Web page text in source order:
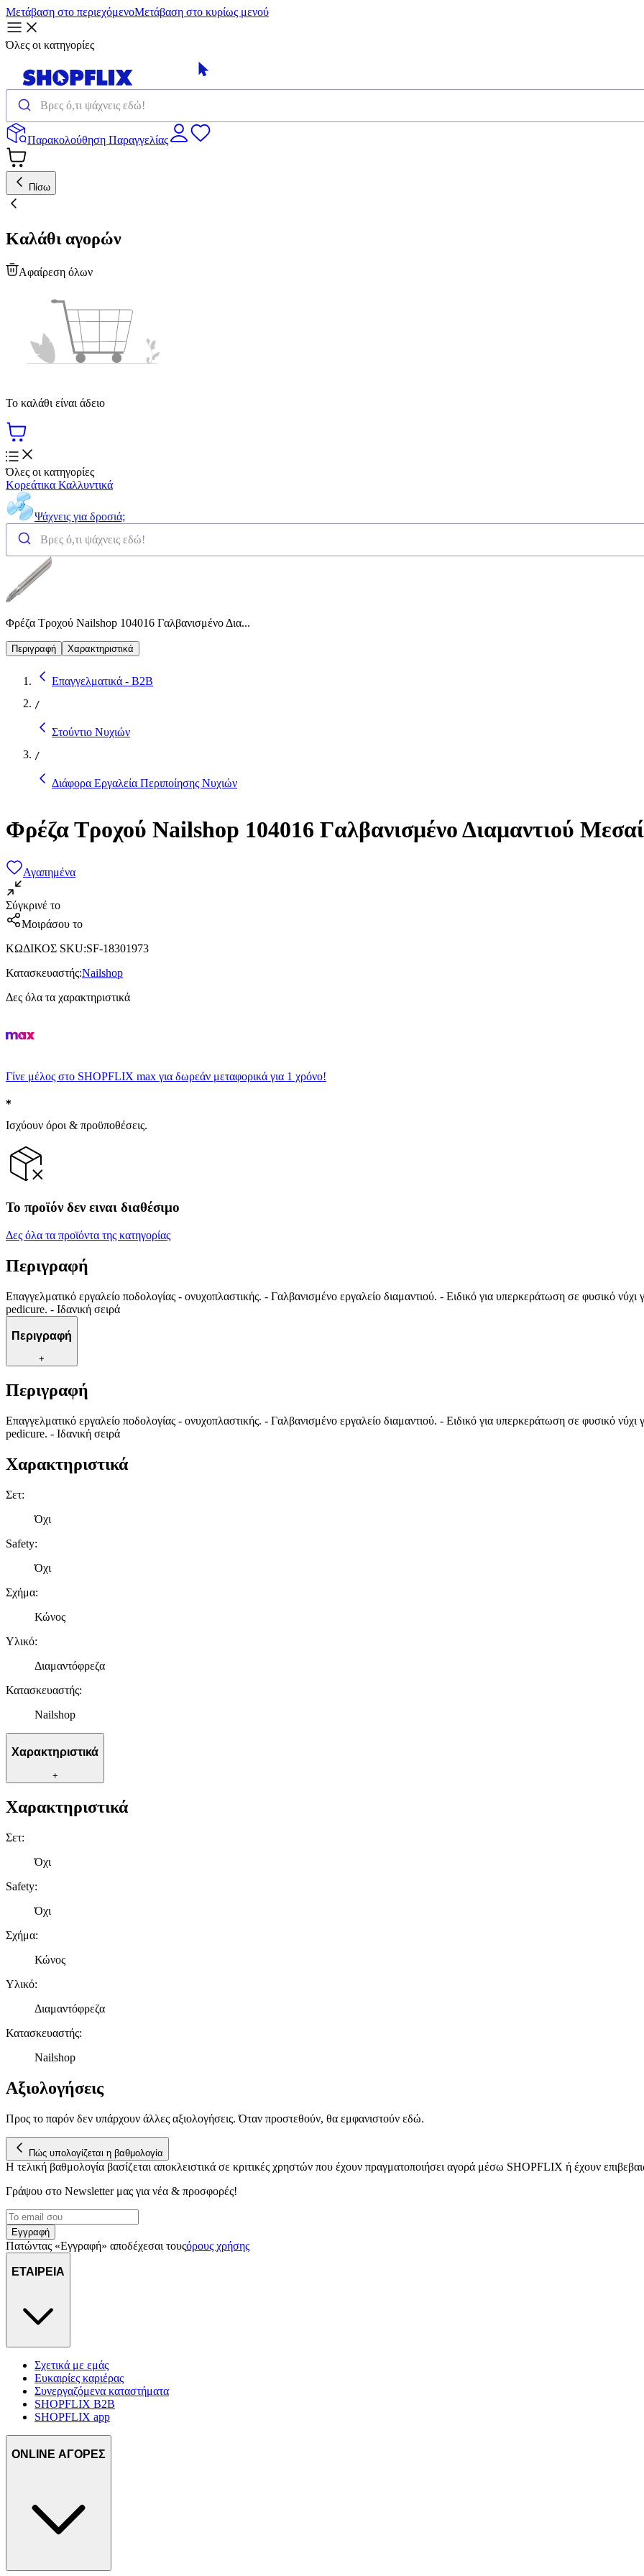
Μετάβαση στο περιεχόμενοΜετάβαση στο κυρίως μενού
Όλες οι κατηγορίες
Παρακολούθηση Παραγγελίας
Πίσω
Καλάθι αγορών
Αφαίρεση όλων
Το καλάθι είναι άδειο
Όλες οι κατηγορίες
Κορεάτικα Καλλυντικά
Ψάχνεις για δροσιά;
Φρέζα Τροχού Nailshop 104016 Γαλβανισμένο Δια...
Περιγραφή Χαρακτηριστικά
Επαγγελματικά - B2B
/
Στούντιο Νυχιών
/
Διάφορα Εργαλεία Περιποίησης Νυχιών
Φρέζα Τροχού Nailshop 104016 Γαλβανισμένο Διαμαντιού
Αγαπημένα
Σύγκρινέ το
Μοιράσου το
ΚΩΔΙΚΟΣ SKU:SF-18301973
Κατασκευαστής:Nailshop
Δες όλα τα χαρακτηριστικά
Γίνε μέλος στο SHOPFLIX max για δωρεάν μεταφορικά για 1 χρόνο!
Ισχύουν όροι & προϋποθέσεις.
Το προϊόν δεν ειναι διαθέσιμο
Δες όλα τα προϊόντα της κατηγορίας
Περιγραφή
Επαγγελματικό εργαλείο ποδολογίας - ονυχοπλαστικής. - Γαλβανισμένο εργαλείο διαμαντιού. - Ειδικό για υπερκεράτωση σε φυσικό νύχι
pedicure. - Ιδανική σειρά
Περιγραφή
+
Περιγραφή
Επαγγελματικό εργαλείο ποδολογίας - ονυχοπλαστικής. - Γαλβανισμένο εργαλείο διαμαντιού. - Ειδικό για υπερκεράτωση σε φυσικό νύχι
pedicure. - Ιδανική σειρά
Χαρακτηριστικά
Σετ:
Όχι
Safety:
Όχι
Σχήμα:
Κώνος
Υλικό:
Διαμαντόφρεζα
Κατασκευαστής:
Nailshop
Χαρακτηριστικά
+
Χαρακτηριστικά
Σετ:
Όχι
Safety:
Όχι
Σχήμα:
Κώνος
Υλικό:
Διαμαντόφρεζα
Κατασκευαστής:
Nailshop
Αξιολογήσεις
Προς το παρόν δεν υπάρχουν άλλες αξιολογήσεις. Όταν προστεθούν, θα εμφανιστούν εδώ.
Πώς υπολογίζεται η βαθμολογία
Η τελική βαθμολογία βασίζεται αποκλειστικά σε κριτικές χρηστών που έχουν πραγματοποιήσει αγορά μέσω SHOPFLIX ή έχουν
Γράψου στο Νewsletter μας για νέα & προσφορές!
Εγγραφή
Πατώντας «Εγγραφή» αποδέχεσαι τουςόρους χρήσης
ΕΤΑΙΡΕΙΑ
Σχετικά με εμάς
Ευκαιρίες καριέρας
Συνεργαζόμενα καταστήματα
SHOPFLIX B2B
SHOPFLIX app
ONLINE ΑΓΟΡΕΣ